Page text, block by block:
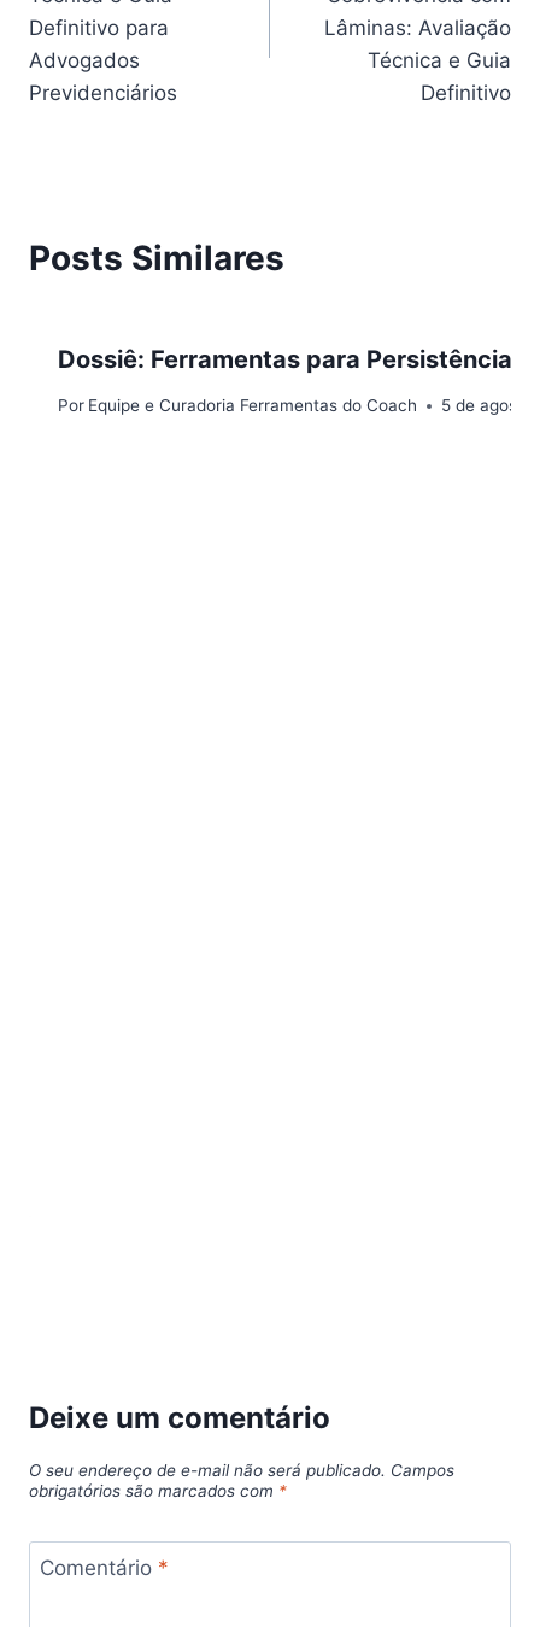
Post
Definitivo para
Advogados
Previdenciários
Lâminas: Avaliação
Técnica e Guia
Definitivo
Posts Similares
Dossiê: Ferramentas para Persistência
Por Equipe e Curadoria Ferramentas do Coach 5 de agosto
Deixe um comentário
O seu endereço de e-mail não será publicado. Campos
obrigatórios são marcados com *
Comentário *